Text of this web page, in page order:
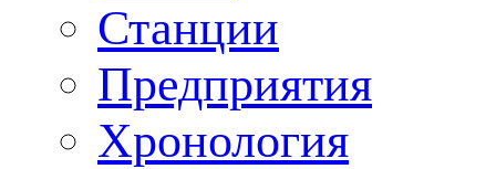
Станции
Предприятия
Хронология